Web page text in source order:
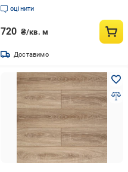
оцінити
720 ₴/кв. м
Доставимо